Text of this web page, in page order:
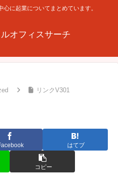
に起業についてまとめています。
オフィスサーチ
リンクV301
はてブ
コピー